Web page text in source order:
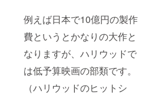
例えば日本で10億円の製作
費というとかなりの大作と
なりますが、ハリウッドで
は低予算映画の部類です。
（ハリウッドのヒットシ